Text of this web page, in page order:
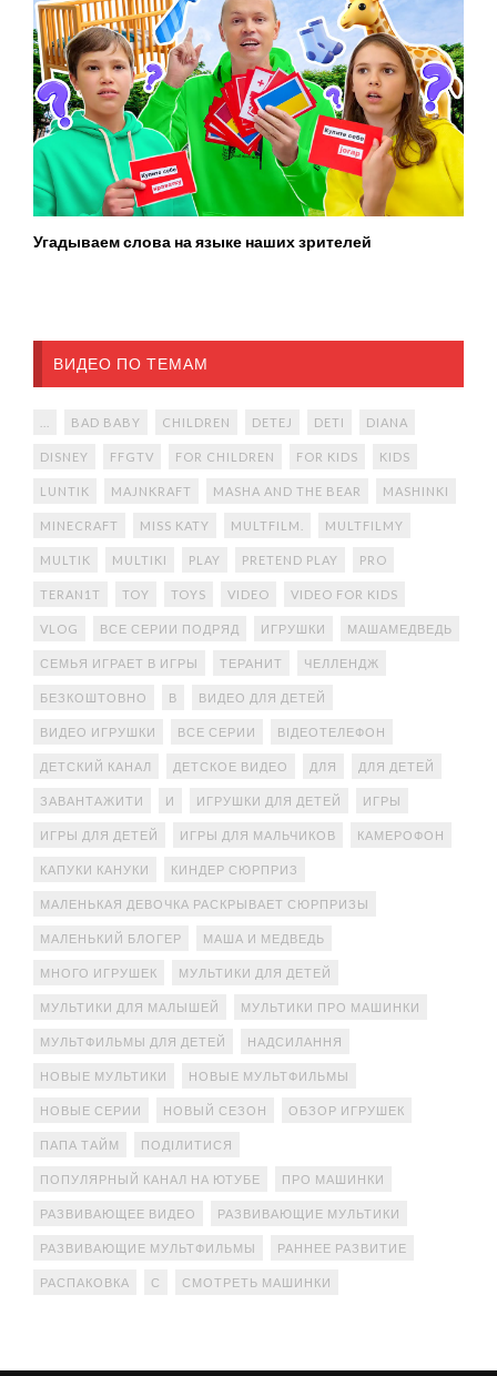
Угадываем слова на языке наших зрителей
ВИДЕО ПО ТЕМАМ
BAD BABY CHILDREN DETEJ DETI DIANA
DISNEY FFGTV FOR CHILDREN FOR KIDS KIDS
LUNTIK MAJNKRAFT MASHA AND THE BEAR MASHINKI
MINECRAFT MISS KATY MULTFILM. MULTFILMY
MULTIK MULTIKI PLAY PRETEND PLAY PRO
TERAN1T TOY TOYS VIDEO VIDEO FOR KIDS
VLOG ВСЕ СЕРИИ ПОДРЯД ИГРУШКИ МАШАМЕДВЕДЬ
СЕМЬЯ ИГРАЕТ В ИГРЫ ТЕРАНИТ ЧЕЛЛЕНДЖ
БЕЗКОШТОВНО В ВИДЕО ДЛЯ ДЕТЕЙ
ВИДЕО ИГРУШКИ ВСЕ СЕРИИ ВІДЕОТЕЛЕФОН
ДЕТСКИЙ КАНАЛ ДЕТСКОЕ ВИДЕО ДЛЯ ДЛЯ ДЕТЕЙ
ЗАВАНТАЖИТИ И ИГРУШКИ ДЛЯ ДЕТЕЙ ИГРЫ
ИГРЫ ДЛЯ ДЕТЕЙ ИГРЫ ДЛЯ МАЛЬЧИКОВ КАМЕРОФОН
КАПУКИ КАНУКИ КИНДЕР СЮРПРИЗ
МАЛЕНЬКАЯ ДЕВОЧКА РАСКРЫВАЕТ СЮРПРИЗЫ
МАЛЕНЬКИЙ БЛОГЕР МАША И МЕДВЕДЬ
МНОГО ИГРУШЕК МУЛЬТИКИ ДЛЯ ДЕТЕЙ
МУЛЬТИКИ ДЛЯ МАЛЫШЕЙ МУЛЬТИКИ ПРО МАШИНКИ
МУЛЬТФИЛЬМЫ ДЛЯ ДЕТЕЙ НАДСИЛАННЯ
НОВЫЕ МУЛЬТИКИ НОВЫЕ МУЛЬТФИЛЬМЫ
НОВЫЕ СЕРИИ НОВЫЙ СЕЗОН ОБЗОР ИГРУШЕК
ПАПА ТАЙМ ПОДІЛИТИСЯ
ПОПУЛЯРНЫЙ КАНАЛ НА ЮТУБЕ ПРО МАШИНКИ
РАЗВИВАЮЩЕЕ ВИДЕО РАЗВИВАЮЩИЕ МУЛЬТИКИ
РАЗВИВАЮЩИЕ МУЛЬТФИЛЬМЫ РАННЕЕ РАЗВИТИЕ
РАСПАКОВКА С СМОТРЕТЬ МАШИНКИ